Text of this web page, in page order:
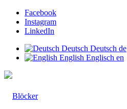
Facebook
Instagram
LinkedIn
Deutsch Deutsch de
English Englisch en